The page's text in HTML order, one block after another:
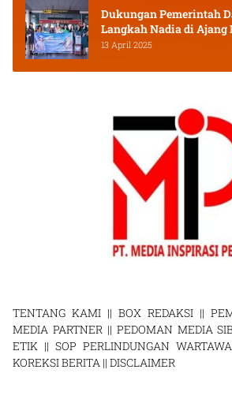
Dukungan Pemerintah
Langkah Nadia di Ajang
2025
13 April 2025
TENTANG KAMI || BOX REDAKSI ||
MEDIA PARTNER|| PEDOMAN MEDIA
ETIK || SOP PERLINDUNGAN
KOREKSI BERITA || DISCLAIMER